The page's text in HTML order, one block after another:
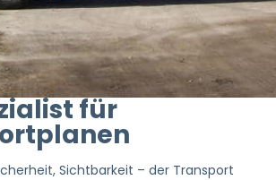
für
Sichtbarkeit – der Transport